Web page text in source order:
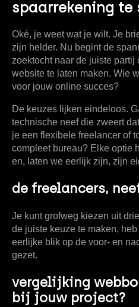
spaarrekening te
Oké, je weet wat je wilt. Je
zijn helder. Nu begint de
zoektocht naar de juiste partij
website te laten maken. Wie
voor jouw online succes?
De keuzes lijken eindeloos.
technische neef die zweert
je een flexibele freelancer of
compleet bureau? Elke optie
en, laten we eerlijk zijn, zijn
de freelancers,
Je kunt grofweg kiezen uit
de juiste keuze te maken,
eerlijke blik op de voor- en
gezet.
vergelijking
bij jouw project?